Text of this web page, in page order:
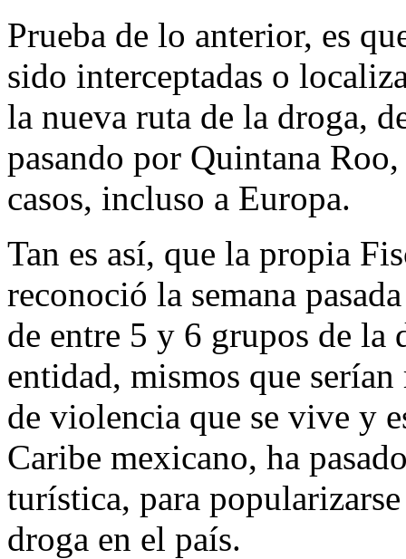
Prueba de lo anterior, es
sido interceptadas o
la nueva ruta de la droga,
pasando por Quintana
casos, incluso a Europa.
Tan es así, que la propia
reconoció la semana
de entre 5 y 6 grupos de la
entidad, mismos que
de violencia que se vive y
Caribe mexicano, ha
turística, para
droga en el país.